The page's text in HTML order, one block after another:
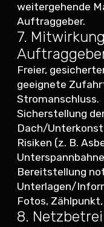
weitergehende
Auftraggeber.
7.
Freier,
geeignete
Stromanschluss.
Sicherstellung
Dach/
Risiken (z. B.
Bereitstellung
Unterlagen/
Fotos,
8.